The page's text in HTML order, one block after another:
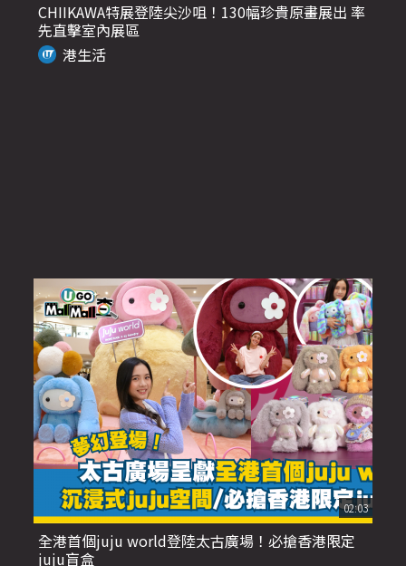
CHIIKAWA特展登陸尖沙咀！130幅珍貴原畫展出 率
先直擊室內展區
港生活
02:03
全港首個juju world登陸太古廣場！必搶香港限定
juju盲盒